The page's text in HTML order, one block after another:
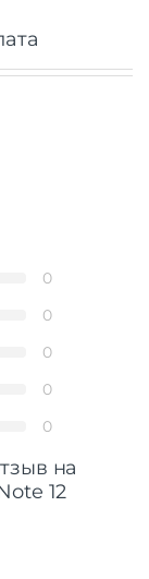
0
0
0
0
0
на
12